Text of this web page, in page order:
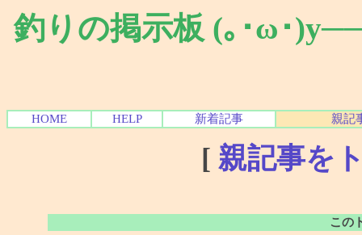
釣りの掲示板 (｡･ω･
HOME HELP 新着記事 親記
[ 親記事を
この